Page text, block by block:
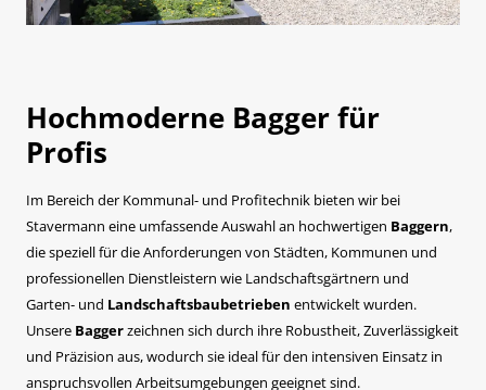
Hochmoderne Bagger für
Profis
Im Bereich der Kommunal- und Profitechnik bieten wir bei
Stavermann eine umfassende Auswahl an hochwertigen Baggern,
die speziell für die Anforderungen von Städten, Kommunen und
professionellen Dienstleistern wie Landschaftsgärtnern und
Garten- und Landschaftsbaubetrieben entwickelt wurden.
Unsere Baggerzeichnen sich durch ihre Robustheit, Zuverlässigkeit
und Präzision aus, wodurch sie ideal für den intensiven Einsatz in
anspruchsvollen Arbeitsumgebungen geeignet sind.